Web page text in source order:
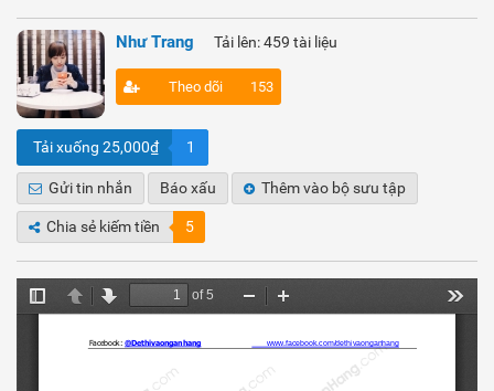
Như Trang Tải lên: 459 tài liệu
Theo dõi 153
Tải xuống 25,000₫ 1
Gửi tin nhắn Báo xấu Thêm vào bộ sưu tập
Chia sẻ kiếm tiền 5